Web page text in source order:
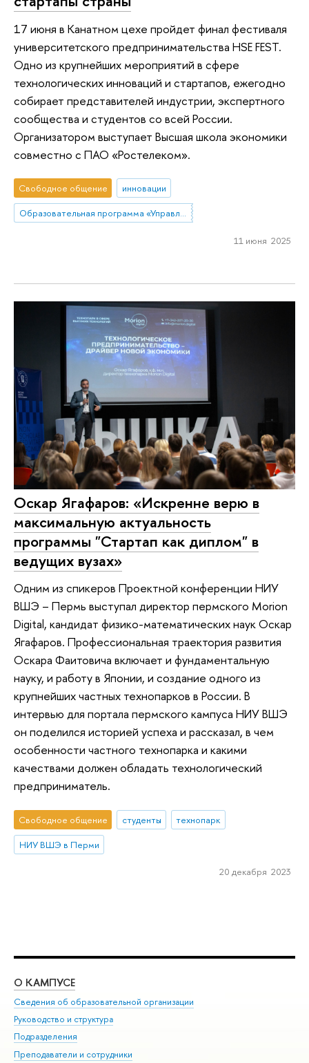
17 июня в Канатном цехе пройдет финал фестиваля
университетского предпринимательства HSE FEST.
Одно из крупнейших мероприятий в сфере
технологических инноваций и стартапов, ежегодно
собирает представителей индустрии, экспертного
сообщества и студентов со всей России.
Организатором выступает Высшая школа экономики
совместно с ПАО «Ростелеком».
Свободное общение
инновации
Образовательная программа «Управление и аналитика в государственном секторе»
11 июня 2025
Оскар Ягафаров: «Искренне верю в
максимальную актуальность
программы "Стартап как диплом" в
ведущих вузах»
Одним из спикеров Проектной конференции НИУ
ВШЭ – Пермь выступал директор пермского Morion
Digital, кандидат физико-математических наук Оскар
Ягафаров. Профессиональная траектория развития
Оскара Фаитовича включает и фундаментальную
науку, и работу в Японии, и создание одного из
крупнейших частных технопарков в России. В
интервью для портала пермского кампуса НИУ ВШЭ
он поделился историей успеха и рассказал, в чем
особенности частного технопарка и какими
качествами должен обладать технологический
предприниматель.
Свободное общение студенты
технопарк
НИУ ВШЭ в Перми
20 декабря 2023
О КАМПУСЕ
Сведения об образовательной организации
Руководство и структура
Подразделения
Преподаватели и сотрудники